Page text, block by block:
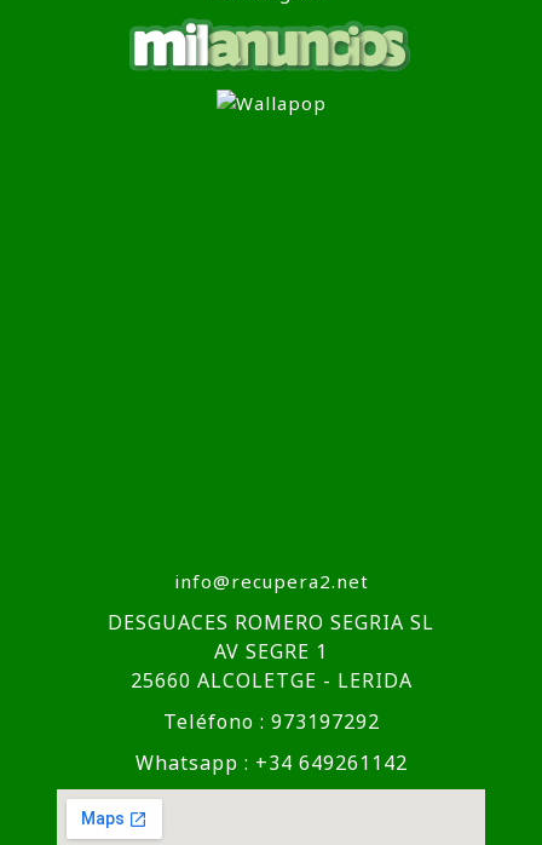
info@recupera2.net
DESGUACES ROMERO SEGRIA SL
AV SEGRE 1
25660 ALCOLETGE - LERIDA
Teléfono : 973197292
Whatsapp : +34 649261142